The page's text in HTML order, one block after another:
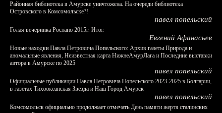
Районная библиотека в Амурске уничтожена. На очереди библиотека
Островского в Комсомольске?!
павел попельский
Голая вечеринка Роснано 2015г. Итог.
Евгений Афанасьев
Новые находки Павла Петровича Попельского: Архив газеты Природа и
аномальные явления, Неизвестная карта НижнеАмурЛага и Последние выставки
автора в Амурске по 2025
павел попельский
Официальные публикации Павла Петровича Попельского 2023-2025 в Болгарии,
в газетах Тихоокеанская Звезда и Наш Город Амурск
павел попельский
Комсомольск официально продолжает отмечать День памяти жертв сталинских